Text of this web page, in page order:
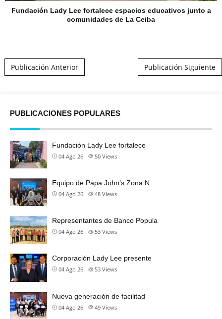
Fundación Lady Lee fortalece espacios educativos junto a
comunidades de La Ceiba
Publicación Anterior Publicación Siguiente
PUBLICACIONES POPULARES
Fundación Lady Lee fortalece
04 Ago 26 50 Views
Equipo de Papa John’s Zona N
04 Ago 26 48 Views
Representantes de Banco Popula
04 Ago 26 53 Views
Corporación Lady Lee presente
04 Ago 26 53 Views
Nueva generación de facilitad
04 Ago 26 49 Views